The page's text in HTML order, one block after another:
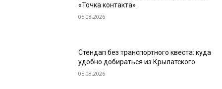
«Точка контакта»
05.08.2026
Стендап без транспортного квеста: куда
удобно добираться из Крылатского
05.08.2026